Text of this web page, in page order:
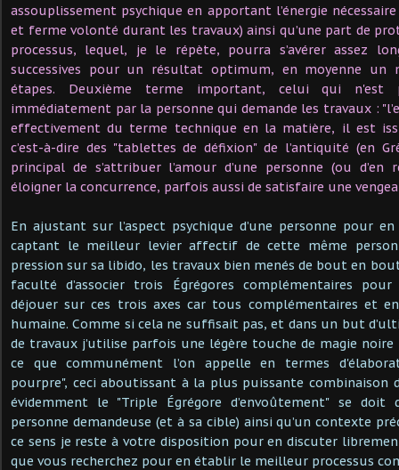
assouplissement psychique en apportant l’énergie
et ferme volonté durant les travaux) ainsi qu’une part de
processus, lequel, je le répète, pourra s’avérer assez
successives pour un résultat optimum, en moyenne un
étapes. Deuxième terme important, celui qui n'est
immédiatement par la personne qui demande les travaux :
effectivement du terme technique en la matière, il est
c’est-à-dire des "tablettes de défixion" de l’antiquité (en
principal de s’attribuer l’amour d’une personne (ou d’en
éloigner la concurrence, parfois aussi de satisfaire une
En ajustant sur l’aspect psychique d’une personne pour
captant le meilleur levier affectif de cette même
pression sur sa libido, les travaux bien menés de bout en
faculté d’associer trois Égrégores complémentaires
déjouer sur ces trois axes car tous complémentaires et
humaine. Comme si cela ne suffisait pas, et dans un but
de travaux j’utilise parfois une légère touche de magie
ce que communément l’on appelle en termes
pourpre", ceci aboutissant à la plus puissante combinaison
évidemment le "Triple Égrégore d’envoûtement" se doit
personne demandeuse (et à sa cible) ainsi qu’un contexte
ce sens je reste à votre disposition pour en discuter
que vous recherchez pour en établir le meilleur processus